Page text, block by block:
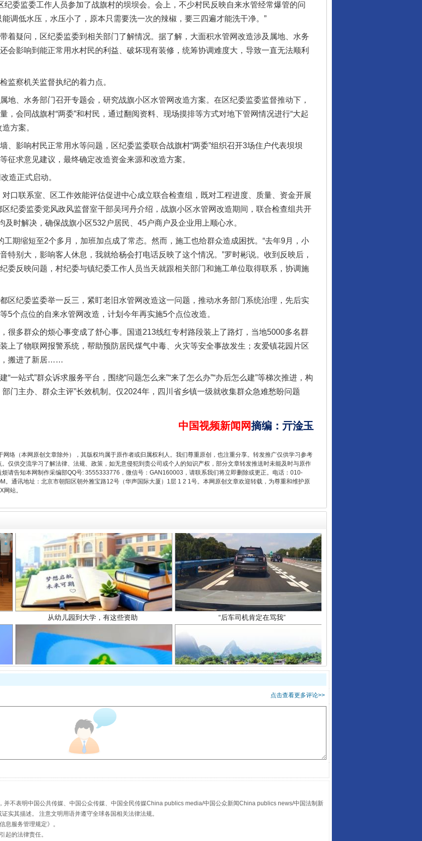
监委工作人员参加了战旗村的坝坝会。会上，不少村民反映自来水管经常爆管的问
调低水压，水压小了，原本只需要洗一次的辣椒，要三四遍才能洗干净。”
疑问，区纪委监委到相关部门了解情况。据了解，大面积水管网改造涉及属地、水务
会影响到能正常用水村民的利益、破坏现有装修，统筹协调难度大，导致一直无法顺利
察机关监督执纪的着力点。
、水务部门召开专题会，研究战旗小区水管网改造方案。在区纪委监委监督推动下，
，会同战旗村“两委”和村民，通过翻阅资料、现场摸排等方式对地下管网情况进行“大起
方案。
影响村民正常用水等问题，区纪委监委联合战旗村“两委”组织召开3场住户代表坝坝
征求意见建议，最终确定改造资金来源和改造方案。
造正式启动。
联系室、区工作效能评估促进中心成立联合检查组，既对工程进度、质量、资金开展
纪委监委党风政风监督室干部吴珂丹介绍，战旗小区水管网改造期间，联合检查组共开
时解决，确保战旗小区532户居民、45户商户及企业用上顺心水。
缩短至2个多月，加班加点成了常态。然而，施工也给群众造成困扰。“去年9月，小
特别大，影响客人休息，我就给杨会打电话反映了这个情况。”罗时彬说。收到反映后，
委反映问题，村纪委与镇纪委工作人员当天就跟相关部门和施工单位取得联系，协调施
纪委监委举一反三，紧盯老旧水管网改造这一问题，推动水务部门系统治理，先后实
5个点位的自来水管网改造，计划今年再实施5个点位改造。
多群众的烦心事变成了舒心事。国道213线红专村路段装上了路灯，当地5000多名群
上了物联网报警系统，帮助预防居民煤气中毒、火灾等安全事故发生；友爱镇花园片区
，搬进了新居……
站式”群众诉求服务平台，围绕“问题怎么来”“来了怎么办”“办后怎么建”等梯次推进，构
门主办、群众主评”长效机制。仅2024年，四川省乡镇一级就收集群众急难愁盼问题
中国视频新闻网摘编 ： 亓淦玉
网络（本网原创文章除外），其版权均属于原作者或归属权利人。我们尊重原创，也注重分享。转发推广仅供学习参考
仅供交流学习了解法律、法规、政策，如无意侵犯到贵公司或个人的知识产权，部分文章转发推送时未能及时与原作
请告知本网制作采编部QQ号: 3555333776，微信号：GAN160003，请联系我们将立即删除或更正。电话：010-
通讯地址：北京市朝阳区朝外雅宝路12号（华声国际大厦）1层 1 2 1号。本网原创文章欢迎转载，为尊重和维护原
站。
一纸欠条伤亲情 巡回调解促和解.. 行业协会接连发公告
法徽映军营 权益有保障
酒驾未被当场查获能处罚吗
从幼儿园到大学，有这些资助 “后车司机肯定在骂我”
规模最大的光氢储一体化项目
点击查看更多评论>>
并不表明中国公共传媒、中国公众传媒、中国全民传媒China publics media/中国公众新闻China publics news/中国法制新
实其描述。 注意文明用语并遵守全球各国相关法律法规。
息服务管理规定》。
起的法律责任。